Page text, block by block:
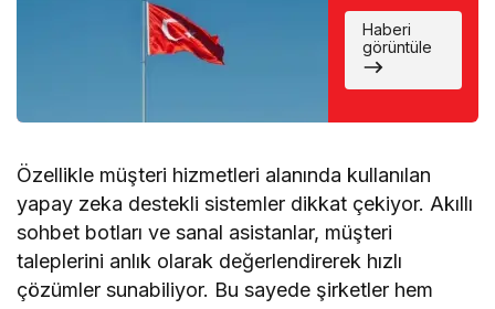
Büyük Şok:
Favori İsim
Eli Boş
Döndü
Haberi
görüntüle
Özellikle müşteri hizmetleri alanında kullanılan
yapay zeka destekli sistemler dikkat çekiyor. Akıllı
sohbet botları ve sanal asistanlar, müşteri
taleplerini anlık olarak değerlendirerek hızlı
çözümler sunabiliyor. Bu sayede şirketler hem